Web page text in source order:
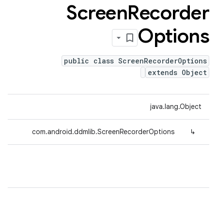
ScreenRecorder
Options
public class ScreenRecorderOptions
extends Object
java.lang.Object
↳
com.android.ddmlib.ScreenRecorderOptions